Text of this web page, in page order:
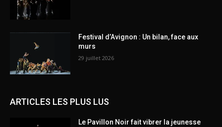
Festival d’Avignon : Un bilan, face aux
murs
29 juillet 2026
ARTICLES LES PLUS LUS
Le Pavillon Noir fait vibrer la jeunesse